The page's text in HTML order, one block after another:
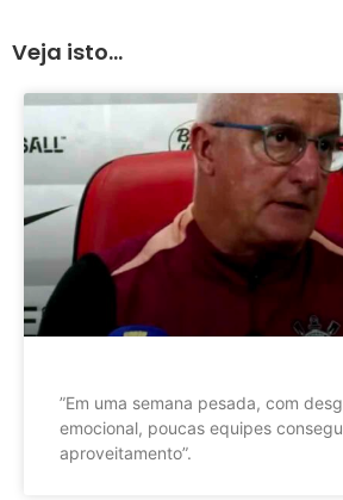
Veja isto...
”Em uma semana pesada, com
emocional, poucas equipes
aproveitamento”.